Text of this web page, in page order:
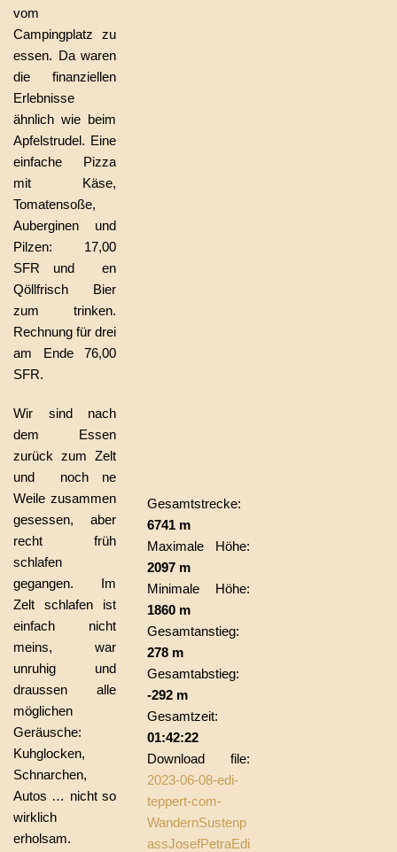
vom
Campingplatz zu
essen. Da waren
die finanziellen
Erlebnisse
ähnlich wie beim
Apfelstrudel. Eine
einfache Pizza
mit Käse,
Tomatensoße,
Auberginen und
Pilzen: 17,00
SFR und en
Qöllfrisch Bier
zum trinken.
Rechnung für drei
am Ende 76,00
SFR.
Wir sind nach
dem Essen
zurück zum Zelt
und noch ne
Weile zusammen
gesessen, aber
recht früh
schlafen
gegangen. Im
Zelt schlafen ist
einfach nicht
meins, war
unruhig und
draussen alle
möglichen
Geräusche:
Kuhglocken,
Schnarchen,
Autos … nicht so
wirklich
erholsam.
Gesamtstrecke:
6741 m
Maximale Höhe:
2097 m
Minimale Höhe:
1860 m
Gesamtanstieg:
278 m
Gesamtabstieg:
-292 m
Gesamtzeit:
01:42:22
Download file:
2023-06-08-edi-
teppert-com-
WandernSustenp
assJosefPetraEdi